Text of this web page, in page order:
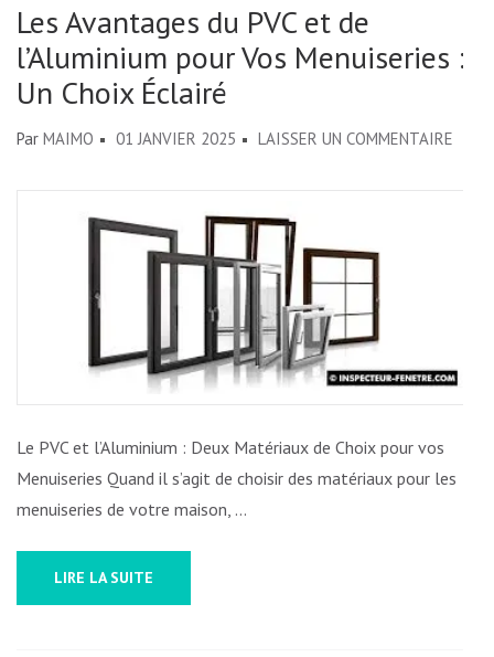
Les Avantages du PVC et de
l’Aluminium pour Vos Menuiseries :
Un Choix Éclairé
Par MAIMO 01 JANVIER 2025 LAISSER UN COMMENTAIRE
POUR
:
Le PVC et l’Aluminium : Deux Matériaux de Choix pour vos
Menuiseries Quand il s’agit de choisir des matériaux pour les
menuiseries de votre maison, …
LIRE LA SUITE